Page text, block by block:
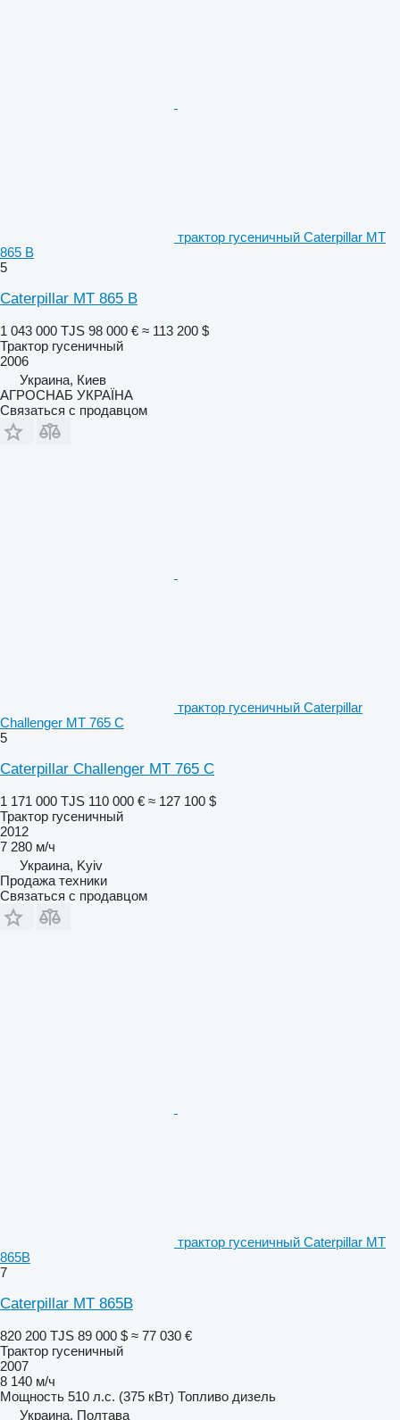
трактор гусеничный Caterpillar MT
865 B
5
Caterpillar MT 865 B
1 043 000 TJS 98 000 € ≈ 113 200 $
Трактор гусеничный
2006
Украина, Киев
АГРОСНАБ УКРАЇНА
Связаться с продавцом
трактор гусеничный Caterpillar
Challenger MT 765 C
5
Caterpillar Challenger MT 765 C
1 171 000 TJS 110 000 € ≈ 127 100 $
Трактор гусеничный
2012
7 280 м/ч
Украина, Kyiv
Продажа техники
Связаться с продавцом
трактор гусеничный Caterpillar MT
865B
7
Caterpillar MT 865B
820 200 TJS 89 000 $ ≈ 77 030 €
Трактор гусеничный
2007
8 140 м/ч
Мощность 510 л.с. (375 кВт) Топливо дизель
Украина, Полтава